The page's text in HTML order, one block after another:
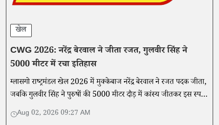
खेल
CWG 2026: नरेंद्र बेरवाल ने जीता रजत, गुलवीर सिंह ने
5000 मीटर में रचा इतिहास
ग्लासगो राष्ट्रमंडल खेल 2026 में मुक्केबाज नरेंद्र बेरवाल ने रजत पदक जीता,
जबकि गुलवीर सिंह ने पुरुषों की 5000 मीटर दौड़ में कांस्य जीतकर इस स्पर्धा
में पदक जीतने वाले पहले भारतीय बनकर इतिहास रच दिया।
Aug 02, 2026 09:27 AM